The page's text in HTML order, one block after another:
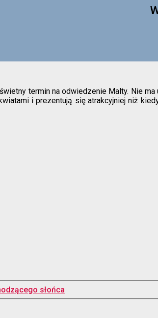
termin na odwiedzenie Malty. Nie
i prezentują się atrakcyjniej niż
słońca